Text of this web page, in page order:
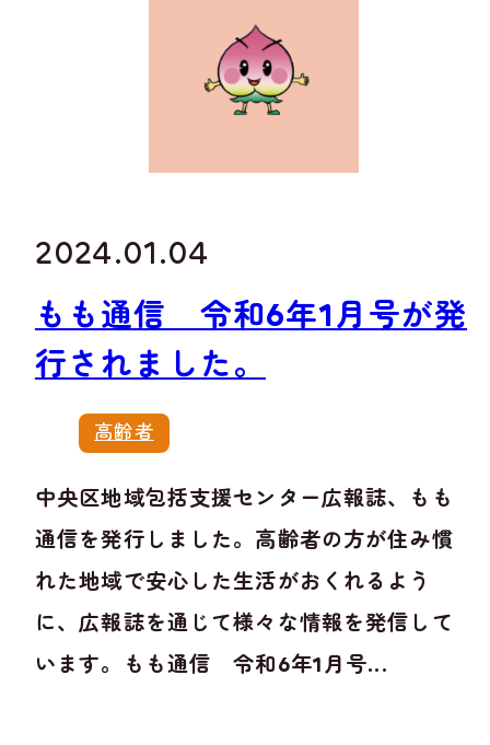
2024.01.04
もも通信 令和6年1月号が発
行されました。
高齢者
中央区地域包括支援センター広報誌、もも
通信を発行しました。高齢者の方が住み慣
れた地域で安心した生活がおくれるよう
に、広報誌を通じて様々な情報を発信して
います。もも通信 令和6年1月号...